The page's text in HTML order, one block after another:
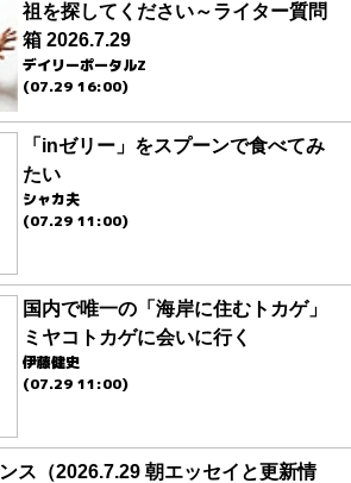
祖を探してください～ライター質問
箱 2026.7.29
デイリーポータルZ
(07.29 16:00)
「inゼリー」をスプーンで食べてみ
たい
シャカ夫
(07.29 11:00)
国内で唯一の「海岸に住むトカゲ」
ミヤコトカゲに会いに行く
伊藤健史
(07.29 11:00)
ス（2026.7.29 朝エッセイと更新情